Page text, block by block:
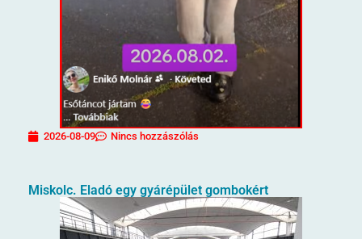
2026-08-09 Nincs hozzászólás
Miskolc. Eladó egy gyárépület gombokért